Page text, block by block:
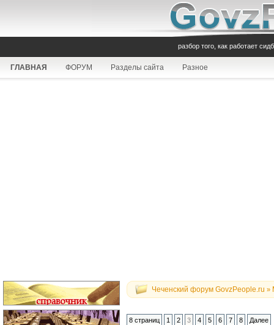
разбор того, как работает
ГЛАВНАЯ ФОРУМ Разделы сайта Разное
Чеченский форум GovzPeople.ru »
8 страниц 1 2 3 4 5 6 7 8 Далее